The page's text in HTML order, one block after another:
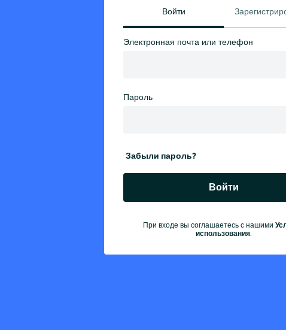
Войти
Электронная почта или телефон
Пароль
Забыли пароль?
Войти
При входе вы соглашаетесь с нашими
использования.